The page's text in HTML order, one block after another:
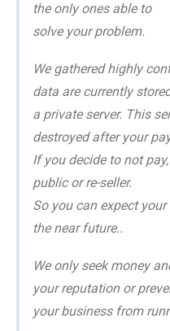
the only ones able to
solve your problem.
We gathered highly
data are currently
a private server. This
destroyed after your
If you decide to not
public or re-seller.
So you can expect
the near future..
We only seek money
your reputation or
your business from